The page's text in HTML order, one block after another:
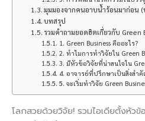
มุมมองจากคนอาบน้ำร้อนมาก่อน
บทสรุป
รวมคำถามยอดฮิตเกี่ยวกับ Green
1. Green Business คืออะไร?
2. ทำไมการทำวิจัยใน Green
3. มีหัวข้อวิจัยที่น่าสนใจใน
4. อาจารย์ที่ปรึกษาเป็นสิ่งสำ
5. จะเริ่มทำวิจัย Green
โลกสวยด้วยวิจัย! รวมไอเดียตั้งหัว